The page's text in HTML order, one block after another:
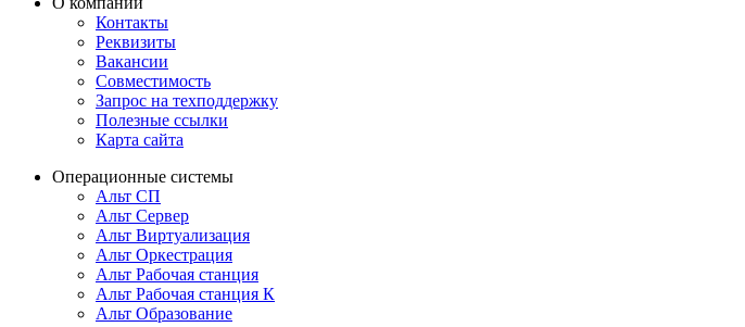
Контакты
Реквизиты
Вакансии
Совместимость
Запрос на техподдержку
Полезные ссылки
Карта сайта
Операционные системы
Альт СП
Альт Сервер
Альт Виртуализация
Альт Оркестрация
Альт Рабочая станция
Альт Рабочая станция К
Альт Образование